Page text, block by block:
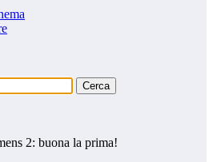
2: buona la prima!